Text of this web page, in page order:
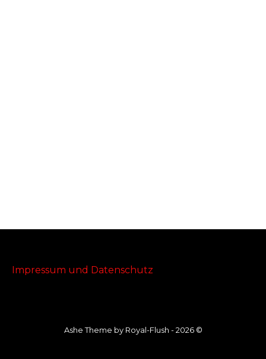
Impressum und Datenschutz
Ashe Theme by Royal-Flush - 2026 ©